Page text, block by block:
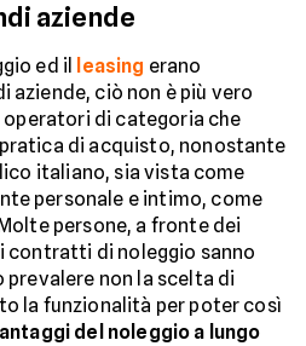
aziende
ed il leasing erano
aziende, ciò non è più vero
operatori di categoria che
di acquisto, nonostante
italiano, sia vista come
personale e intimo, come
persone, a fronte dei
contratti di noleggio sanno
non la scelta di
la funzionalità per poter così
del noleggio a lungo